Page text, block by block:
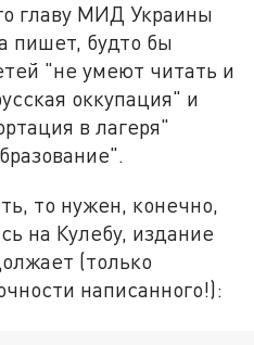
главу МИД Украины
пишет, будто бы
"не умеют читать и
оккупация" и
в лагеря"
то нужен, конечно,
на Кулебу, издание
(только
написанного!):